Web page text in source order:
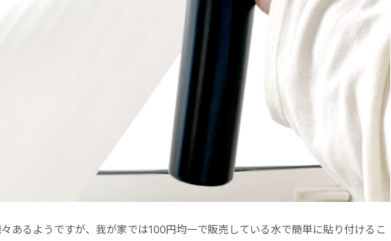
あるようですが、我が家では100円均一で販売している水で簡単に貼り付けるこ